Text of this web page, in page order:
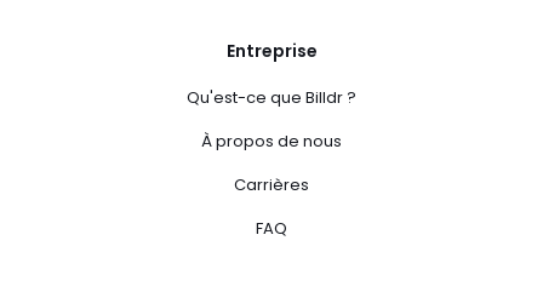
Entreprise
Qu'est-ce que Billdr ?
À propos de nous
Carrières
FAQ